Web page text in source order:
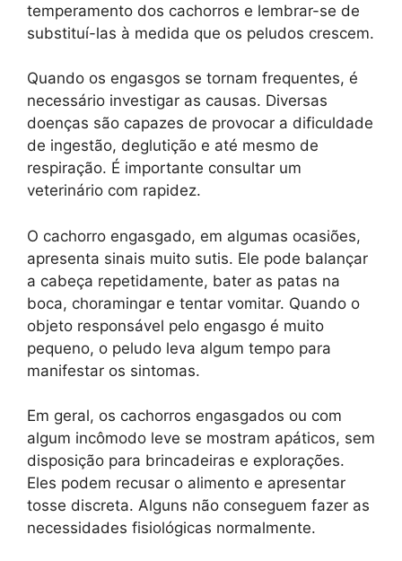
temperamento dos cachorros e lembrar-se de
substituí-las à medida que os peludos crescem.
Quando os engasgos se tornam frequentes, é
necessário investigar as causas. Diversas
doenças são capazes de provocar a dificuldade
de ingestão, deglutição e até mesmo de
respiração. É importante consultar um
veterinário com rapidez.
O cachorro engasgado, em algumas ocasiões,
apresenta sinais muito sutis. Ele pode balançar
a cabeça repetidamente, bater as patas na
boca, choramingar e tentar vomitar. Quando o
objeto responsável pelo engasgo é muito
pequeno, o peludo leva algum tempo para
manifestar os sintomas.
Em geral, os cachorros engasgados ou com
algum incômodo leve se mostram apáticos, sem
disposição para brincadeiras e explorações.
Eles podem recusar o alimento e apresentar
tosse discreta. Alguns não conseguem fazer as
necessidades fisiológicas normalmente.